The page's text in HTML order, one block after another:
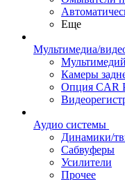
Еще
Мультимедиа/
Камеры
Опция CAR
Аудио системы
Динамики/
Сабвуферы
Усилители
Прочее